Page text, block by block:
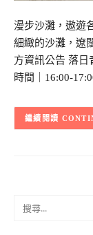
漫步沙灘，遨遊
細緻的沙灘，遼
方資訊公告 落日
時間｜16:00-